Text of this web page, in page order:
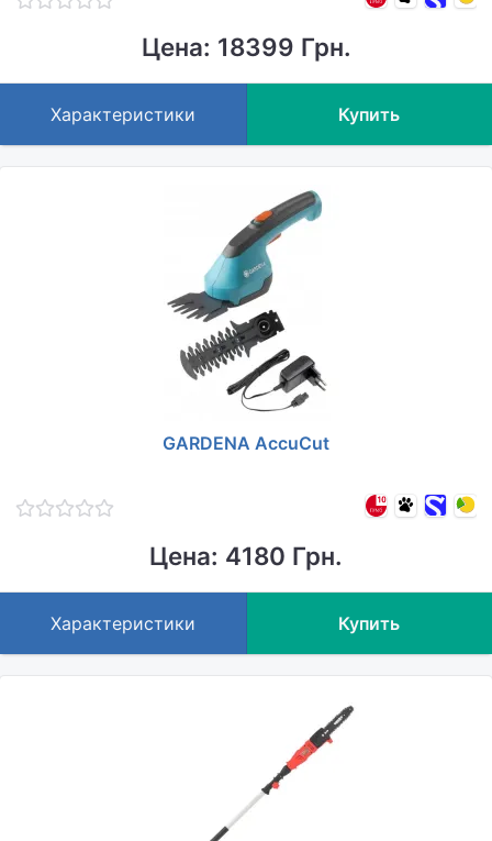
Цена: 18399 Грн.
Характеристики Купить
GARDENA AccuCut
Цена: 4180 Грн.
Характеристики Купить